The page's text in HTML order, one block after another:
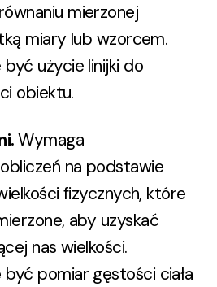
mierzonej
miary lub wzorcem.
być użycie linijki do
obiektu.
Wymaga
na podstawie
fizycznych, które
aby uzyskać
nas wielkości.
być pomiar gęstości ciała